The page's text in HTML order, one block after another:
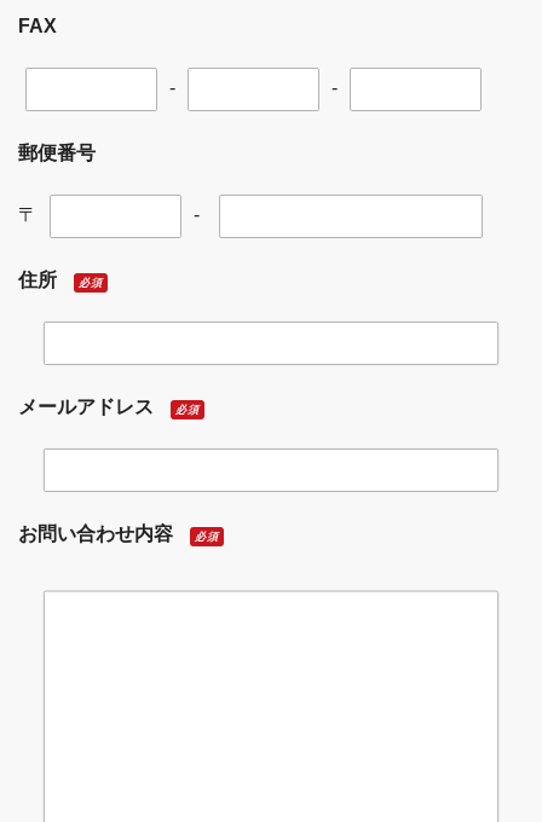
FAX
- -
郵便番号
〒 -
住所 必須
メールアドレス 必須
お問い合わせ内容 必須